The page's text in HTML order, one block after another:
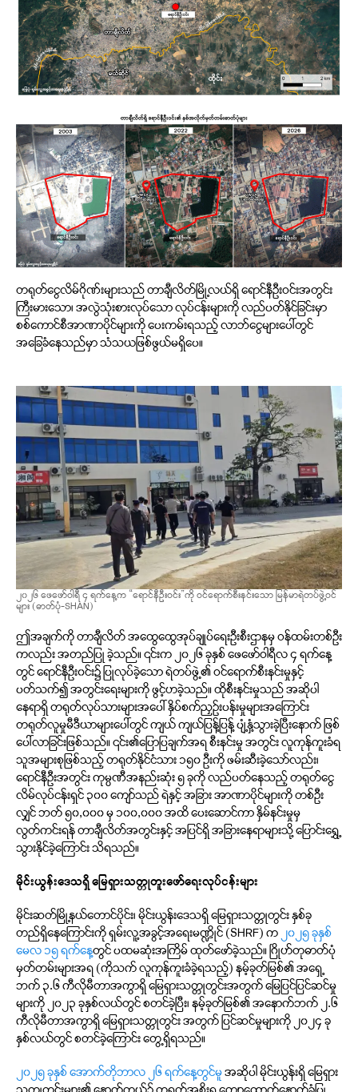
တရုတ်ငွေလိမ်ဂိုဏ်းများသည် တာချီလိတ်မြို့လယ်ရှိ ရောင်နီဦးဝင်းအတွင်း
ကြီးမားသော၊ အလွဲသုံးစားလုပ်သော လုပ်ငန်းများကို လည်ပတ်နိုင်ခြင်းမှာ
စစ်ကောင်စီအာဏာပိုင်များကို ပေးကမ်းရသည့် လာဘ်ငွေများပေါ်တွင်
အခြေခံနေသည်မှာ သံသယဖြစ်ဖွယ်မရှိပေ။
၂၀၂၆ ဖေဖော်ဝါရီ ၄ ရက်နေ့က “ရောင်နီဦးဝင်း”ကို ဝင်ရောက်စီးနင်းသော မြန်မာရဲတပ်ဖွဲ့ဝင်
များ (ဓာတ်ပုံ-SHAN)
ဤအချက်ကို တာချီလိတ် အထွေထွေအုပ်ချုပ်ရေးဦးစီးဌာနမှ ဝန်ထမ်းတစ်ဦး
ကလည်း အတည်ပြု ခဲ့သည်။ ၎င်းက ၂၀၂၆ ခုနှစ် ဖေဖော်ဝါရီလ ၄ ရက်နေ့
တွင် ရောင်နီဦး၀င်း၌ ပြုလုပ်ခဲ့သော ရဲတပ်ဖွဲ့၏ ဝင်ရောက်စီးနင်းမှုနှင့်
ပတ်သက်၍ အတွင်းရေးများကို ဖွင့်ဟခဲ့သည်။ ထိုစီးနင်းမှုသည် အဆိုပါ
နေရာရှိ တရုတ်လုပ်သားများအပေါ် နှိပ်စက်ညှဉ်းပန်းမှုများအကြောင်း
တရုတ်လူမှုမီဒီယာများပေါ်တွင် ကျယ် ကျယ်ပြန့်ပြန့် ပျံ့နှံ့သွားခဲ့ပြီးနောက် ဖြစ်
ပေါ်လာခြင်းဖြစ်သည်။ ၎င်း၏ပြောပြချက်အရ စီးနင်းမှု အတွင်း လူကုန်ကူးခံရ
သူအများစုဖြစ်သည့် တရုတ်နိုင်ငံသား ၁၅၀ ဦးကို ဖမ်းဆီးခဲ့သော်လည်း၊
ရောင်နီဦးအတွင်း ကုမ္ပဏီအနည်းဆုံး ၅ ခုကို လည်ပတ်နေသည့် တရုတ်ငွေ
လိမ်လုပ်ငန်းရှင် ၃၀၀ ကျော်သည် ရဲနှင့် အခြား အာဏာပိုင်များကို တစ်ဦး
လျှင် ဘတ် ၅၀,၀၀၀ မှ ၁၀၀,၀၀၀ အထိ ပေးဆောင်ကာ နှိမ်နင်းမှုမှ
လွတ်ကင်းရန် တာချီလိတ်အတွင်းနှင့် အပြင်ရှိ အခြားနေရာများသို့ ပြောင်းရွှေ့
သွားနိုင်ခဲ့ကြောင်း သိရသည်။
မိုင်းယွန်းဒေသရှိ မြေရှားသတ္တုတူးဖော်ရေးလုပ်ငန်းများ
မိုင်းဆတ်မြို့နယ်တောင်ပိုင်း၊ မိုင်းယွန်းဒေသရှိ မြေရှားသတ္တုတွင်း နှစ်ခု
တည်ရှိနေကြောင်းကို ရှမ်းလူ့အခွင့်အရေးမဏ္ဍိုင် (SHRF) က၂၀၂၅ ခုနှစ်
မေလ ၁၅ ရက်နေ့တွင် ပထမဆုံးအကြိမ် ထုတ်ဖော်ခဲ့သည်။ ဂြိုဟ်တုဓာတ်ပုံ
မှတ်တမ်းများအရ (ကိုသက် လူကုန်ကူးခံခဲ့ရသည့်) နမ့်ခုတ်မြစ်၏ အရှေ့
ဘက် ၃.၆ ကီလိုမီတာအကွာရှိ မြေရှားသတ္တုတွင်းအတွက် မြေပြင်ပြင်ဆင်မှု
များကို ၂၀၂၃ ခုနှစ်လယ်တွင် စတင်ခဲ့ပြီး၊ နမ့်ခုတ်မြစ်၏ အနောက်ဘက် ၂.၆
ကီလိုမီတာအကွာရှိ မြေရှားသတ္တုတွင်း အတွက် ပြင်ဆင်မှုများကို ၂၀၂၄ ခု
နှစ်လယ်တွင် စတင်ခဲ့ကြောင်း တွေ့ရှိရသည်။
၂၀၂၅ ခုနှစ် အောက်တိုဘာလ ၂၆ ရက်နေ့တွင်မူအဆိုပါ မိုင်းယွန်းရှိ မြေရှား